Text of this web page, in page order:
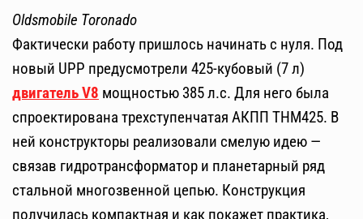
Oldsmobile Toronado
Фактически работу пришлось начинать с нуля. Под
новый UPP предусмотрели 425-кубовый (7 л)
двигатель V8 мощностью 385 л.с. Для него была
спроектирована трехступенчатая АКПП THM425. В
ней конструкторы реализовали смелую идею —
связав гидротрансформатор и планетарный ряд
стальной многозвенной цепью. Конструкция
получилась компактная и как покажет практика,